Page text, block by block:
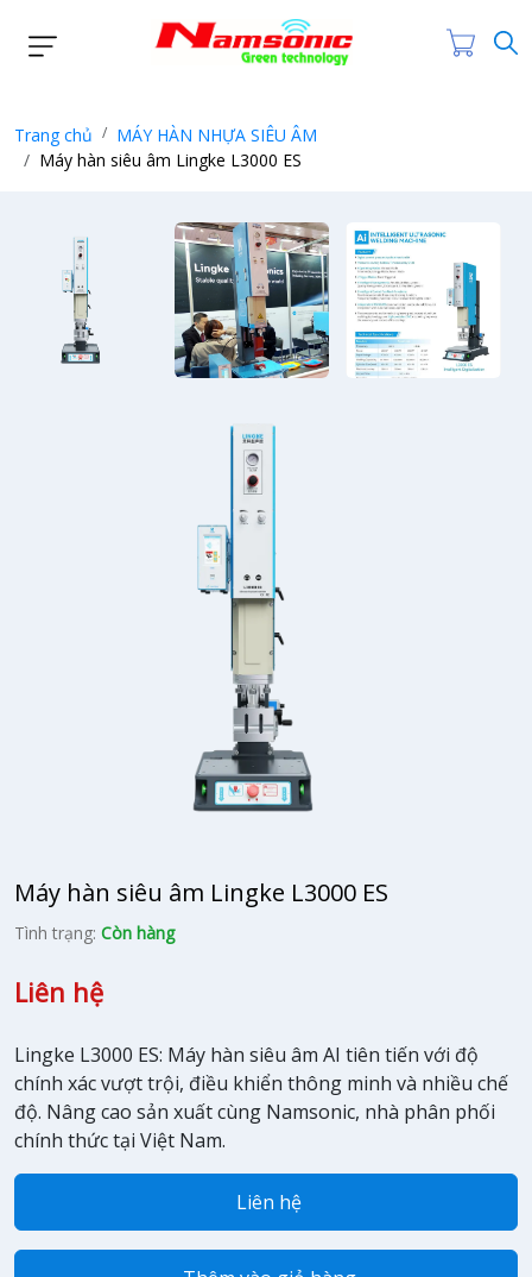
Trang chủ
MÁY HÀN NHỰA SIÊU ÂM
Máy hàn siêu âm Lingke L3000 ES
Máy hàn siêu âm Lingke L3000 ES
Tình trạng: Còn hàng
Liên hệ
Lingke L3000 ES: Máy hàn siêu âm AI tiên tiến với độ
chính xác vượt trội, điều khiển thông minh và nhiều chế
độ. Nâng cao sản xuất cùng Namsonic, nhà phân phối
chính thức tại Việt Nam.
Liên hệ